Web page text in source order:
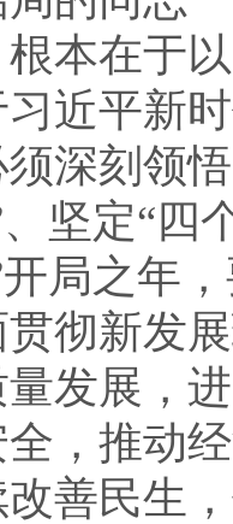
本在于
近平新
深刻领
坚定“四
局之年
彻新发
发展，
，推动
善民生